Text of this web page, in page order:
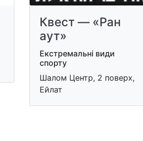
Квест — «Ран
аут»
Екстремальні види
спорту
Шалом Центр, 2 поверх,
Ейлат